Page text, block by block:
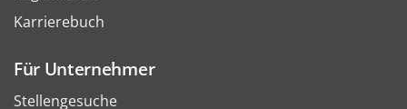
Karrierebuch
Für Unternehmer
Stellengesuche